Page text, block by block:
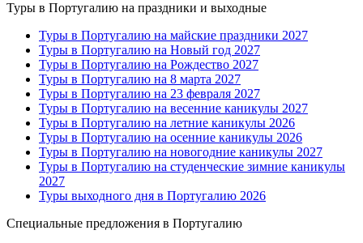
Туры в Португалию на праздники и выходные
Туры в Португалию на майские праздники 2027
Туры в Португалию на Новый год 2027
Туры в Португалию на Рождество 2027
Туры в Португалию на 8 марта 2027
Туры в Португалию на 23 февраля 2027
Туры в Португалию на весенние каникулы 2027
Туры в Португалию на летние каникулы 2026
Туры в Португалию на осенние каникулы 2026
Туры в Португалию на новогодние каникулы 2027
Туры в Португалию на студенческие зимние каникулы
2027
Туры выходного дня в Португалию 2026
Специальные предложения в Португалию